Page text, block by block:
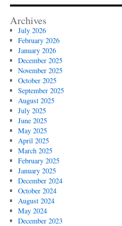
Archives
July 2026
February 2026
January 2026
December 2025
November 2025
October 2025
September 2025
August 2025
July 2025
June 2025
May 2025
April 2025
March 2025
February 2025
January 2025
December 2024
October 2024
August 2024
May 2024
December 2023